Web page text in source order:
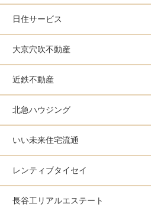
日住サービス
大京穴吹不動産
近鉄不動産
北急ハウジング
いい未来住宅流通
レンティブタイセイ
長谷工リアルエステート